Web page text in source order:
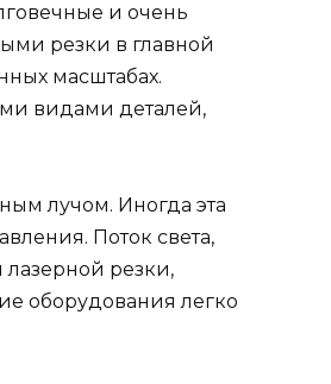
и очень
резки в главной
масштабах.
видами деталей,
лучом. Иногда эта
Поток света,
резки,
оборудования легко